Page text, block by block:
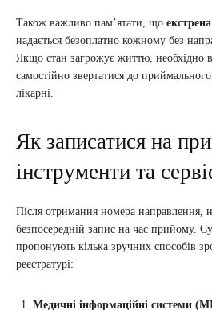
Також важливо пам’ятати, що
надається безоплатно кожному без
Якщо стан загрожує життю, необхідно
самостійно звертатися до
лікарні.
Як записатися на
інструменти та
Після отримання номера направлення,
безпосередній запис на час прийому.
пропонують кілька зручних способів
реєстратурі:
Медичні інформаційні системи